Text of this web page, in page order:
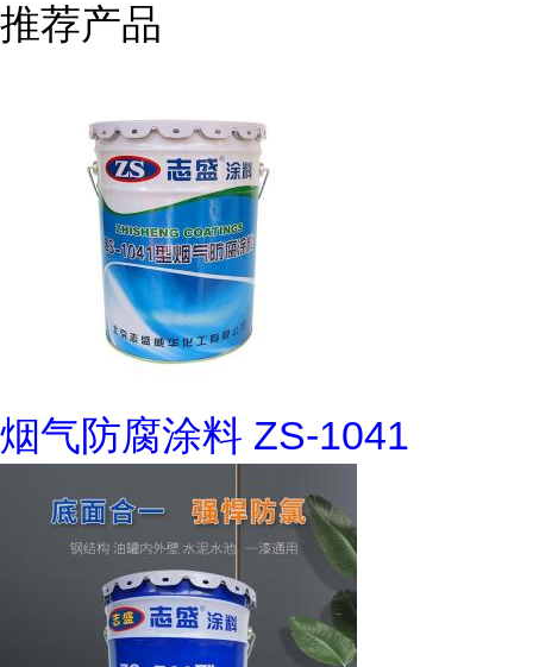
推荐产品
烟气防腐涂料 ZS-1041